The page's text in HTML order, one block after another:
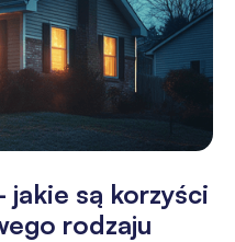
jakie są korzyści
rodzaju